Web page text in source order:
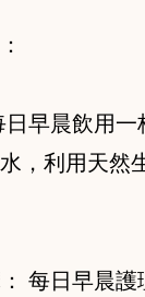
日早晨飲用
，利用天然
每日早晨